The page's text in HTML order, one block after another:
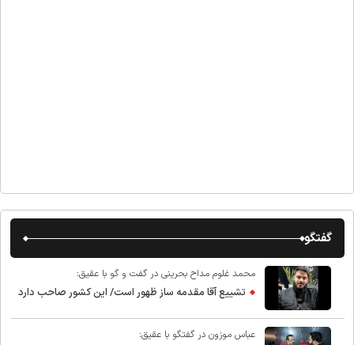
گفتگو
محمد غلوم مداح بحرینی در گفت و گو با عقیق:
تشییع آقا مقدمه ساز ظهور است/ این کشور صاحب دارد
عباس موزون در گفتگو با عقیق: